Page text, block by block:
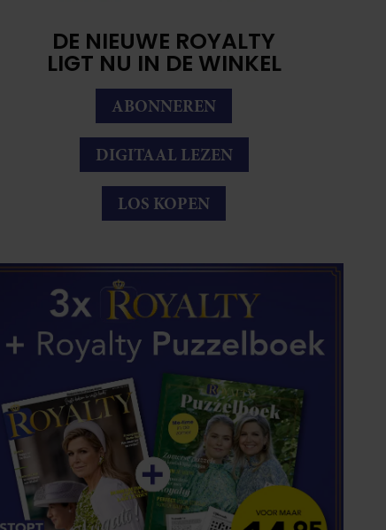
DE NIEUWE ROYALTY
LIGT NU IN DE WINKEL
ABONNEREN
DIGITAAL LEZEN
LOS KOPEN